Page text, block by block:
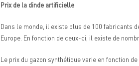
Prix de la dinde artificielle
Dans le monde, il existe plus de 100 fabricants
Europe. En fonction de ceux-ci, il existe de
Le prix du gazon synthétique varie en fonction